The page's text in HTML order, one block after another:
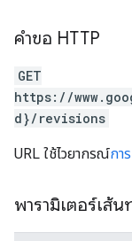
คำขอ HTTP
GET
https://
d}/revisions
URL ใช้ไวยากรณ์กา
พารามิเตอร์เส้น